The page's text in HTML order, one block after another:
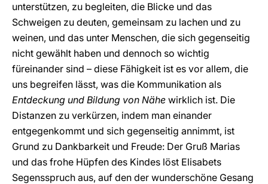
unterstützen, zu begleiten, die Blicke und das
Schweigen zu deuten, gemeinsam zu lachen und zu
weinen, und das unter Menschen, die sich gegenseitig
nicht gewählt haben und dennoch so wichtig
füreinander sind – diese Fähigkeit ist es vor allem, die
uns begreifen lässt, was die Kommunikation als
Entdeckung und Bildung von Nähe wirklich ist. Die
Distanzen zu verkürzen, indem man einander
entgegenkommt und sich gegenseitig annimmt, ist
Grund zu Dankbarkeit und Freude: Der Gruß Marias
und das frohe Hüpfen des Kindes löst Elisabets
Segensspruch aus, auf den der wunderschöne Gesang